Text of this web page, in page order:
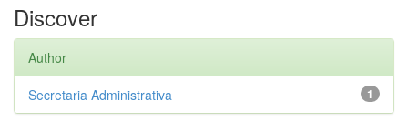
Discover
Author
1
Secretaria Administrativa